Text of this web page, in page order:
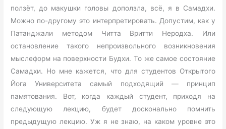
ползёт, до макушки головы доползла, всё, я в Самадхи.
Можно по-другому это интерпретировать. Допустим, как у
Патанджали методом Читта Вритти Неродха. Или
остановление такого непроизвольного возникновения
мыслеформ на поверхности Будхи. То же самое состояние
Самадхи. Но мне кажется, что для студентов Открытого
Йога Университета самый подходящий — принцип
памятования. Вот, когда каждый студент, приходя на
следующую лекцию, будет досконально помнить
предыдущую лекцию. Уж я не знаю, на каком уровне это